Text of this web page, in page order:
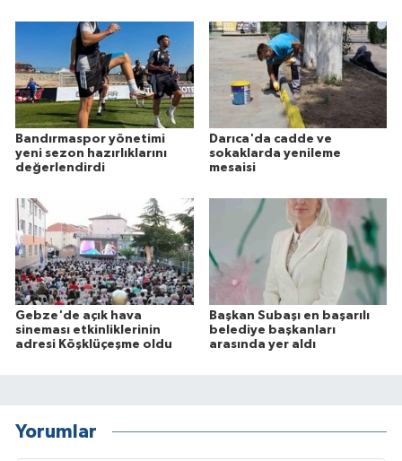
Bandırmaspor yönetimi
yeni sezon hazırlıklarını
değerlendirdi
Darıca'da cadde ve
sokaklarda yenileme
mesaisi
Gebze'de açık hava
sineması etkinliklerinin
adresi Köşklüçeşme oldu
Başkan Subaşı en başarılı
belediye başkanları
arasında yer aldı
Yorumlar